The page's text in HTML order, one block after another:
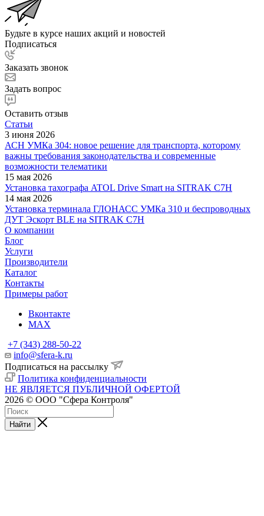
Будьте в курсе наших акций и новостей
Подписаться
Заказать звонок
Задать вопрос
Оставить отзыв
Статьи
3 июня 2026
АСН УМКа 304: новое решение для транспорта, которому
важны требования законодательства и современные
возможности телематики
15 мая 2026
Установка тахографа ATOL Drive Smart на SITRAK C7H
14 мая 2026
Установка терминала ГЛОНАСС УМКа 310 и беспроводных
ДУТ Эскорт BLE на SITRAK C7H
О компании
Блог
Услуги
Производители
Каталог
Контакты
Примеры работ
Вконтакте
MAX
+7 (343) 288-50-22
info@sfera-k.ru
Подписаться на рассылку
Политика конфиденциальности
НЕ ЯВЛЯЕТСЯ ПУБЛИЧНОЙ ОФЕРТОЙ
2026 © ООО "Сфера Контроля"
Найти